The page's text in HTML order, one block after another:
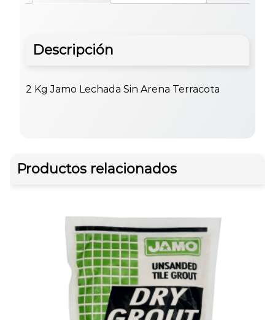
Descripción
2 Kg Jamo Lechada Sin Arena Terracota
Productos relacionados